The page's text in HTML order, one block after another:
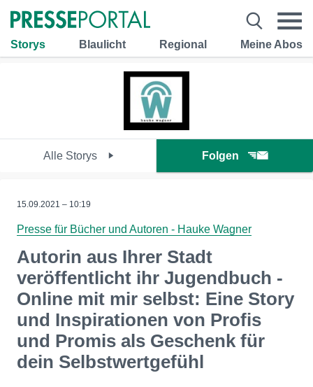
Storys Blaulicht Regional Meine Abos
Alle Storys Folgen
15.09.2021 – 10:19
Presse für Bücher und Autoren - Hauke Wagner
Autorin aus Ihrer Stadt
veröffentlicht ihr Jugendbuch -
Online mit mir selbst: Eine Story
und Inspirationen von Profis
und Promis als Geschenk für
dein Selbstwertgefühl